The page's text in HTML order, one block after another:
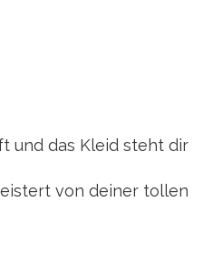
und das Kleid steht dir
von deiner tollen